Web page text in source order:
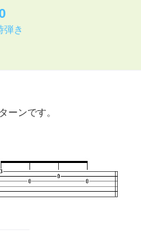
弾き
ーンです。